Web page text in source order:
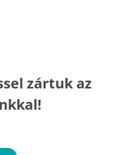
zártuk az